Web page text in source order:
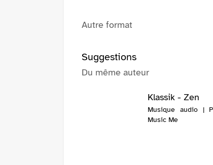
Autre format
Suggestions
Du même auteur
Klassik - Zen
Musique audio |
Music Me